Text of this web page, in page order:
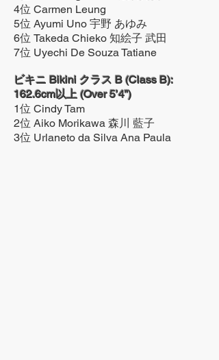
4位 Carmen Leung
5位 Ayumi Uno 宇野 あゆみ
6位 Takeda Chieko 知絵子 武田
7位 Uyechi De Souza Tatiane
ビキニ Bikini クラス B (Class B):
162.6cm以上 (Over 5’4”)
1位 Cindy Tam
2位 Aiko Morikawa 森川 藍子
3位 Urlaneto da Silva Ana Paula